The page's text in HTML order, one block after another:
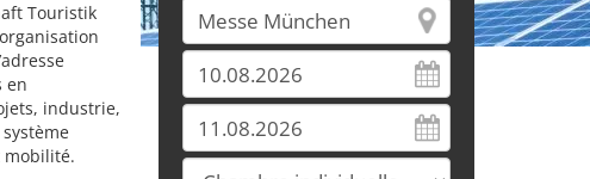
Touristik
en
industrie,